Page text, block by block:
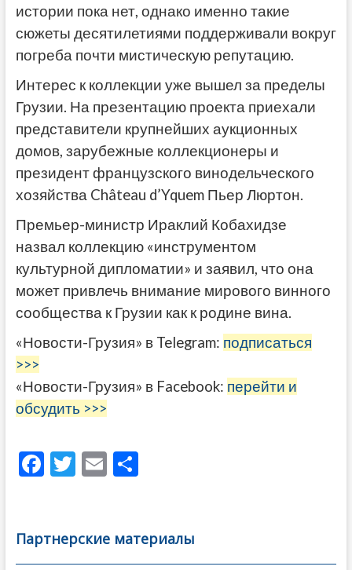
истории пока нет, однако именно такие
сюжеты десятилетиями поддерживали вокруг
погреба почти мистическую репутацию.
Интерес к коллекции уже вышел за пределы
Грузии. На презентацию проекта приехали
представители крупнейших аукционных
домов, зарубежные коллекционеры и
президент французского винодельческого
хозяйства Château d’Yquem Пьер Люртон.
Премьер-министр Ираклий Кобахидзе
назвал коллекцию «инструментом
культурной дипломатии» и заявил, что она
может привлечь внимание мирового винного
сообщества к Грузии как к родине вина.
«Новости-Грузия» в Telegram: подписаться
>>>
«Новости-Грузия» в Facebook: перейти и
обсудить >>>
F
b
T
er
E
l
О
а
Партнерские материалы